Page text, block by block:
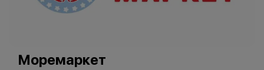
Моремаркет